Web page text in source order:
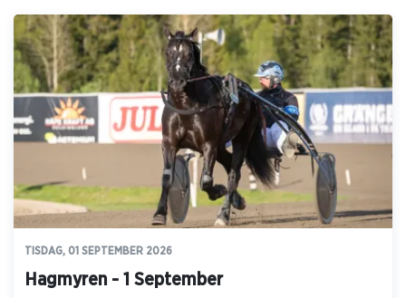
TISDAG, 01 SEPTEMBER 2026
Hagmyren - 1 September